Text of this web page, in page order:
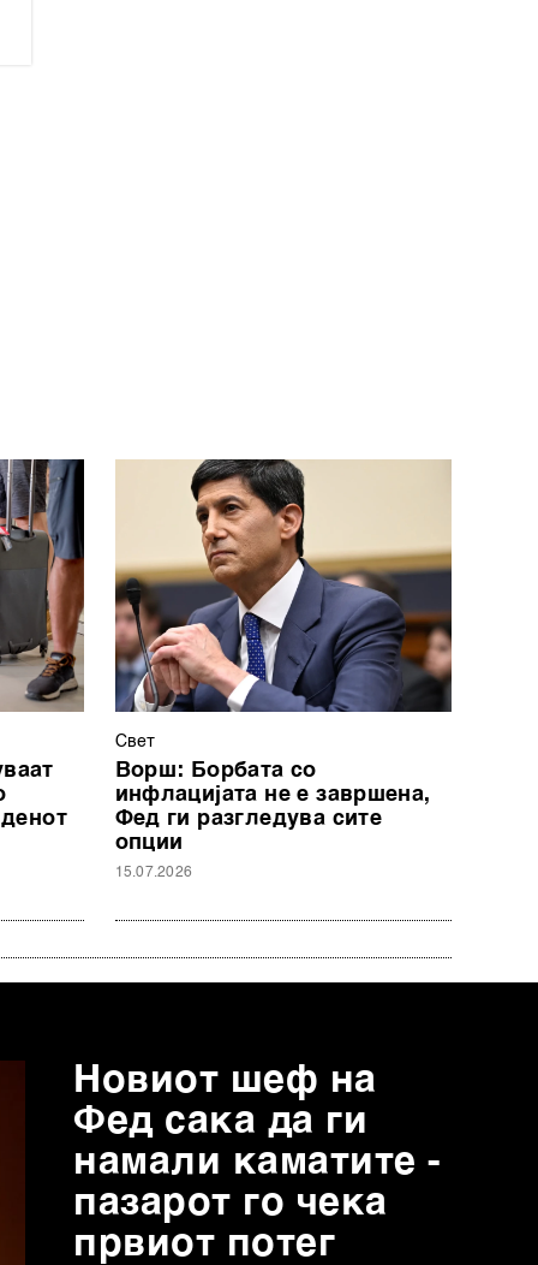
Свет
Ворш: Борбата со
инфлацијата не е завршена,
Фед ги разгледува сите
опции
15.07.2026
Новиот шеф на
Фед сака да ги
намали каматите -
пазарот го чека
првиот потег